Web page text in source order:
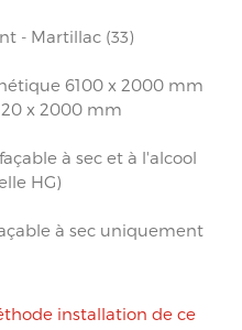
- Martillac (33)
6100 x 2000 mm
x 2000 mm
à sec et à l'alcool
HG)
à sec uniquement
installation de ce